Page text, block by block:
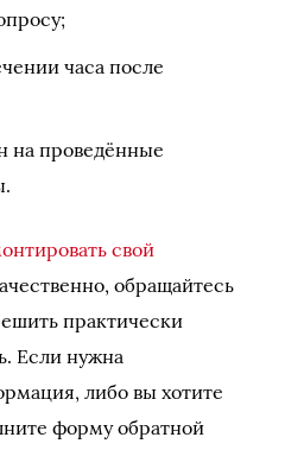
часа после
на проведённые
свой
обращайтесь
практически
Если нужна
либо вы хотите
форму обратной